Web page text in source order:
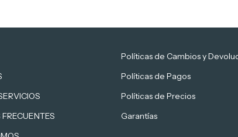
Políticas de Cambios y
Políticas de Pagos
Políticas de Precios
Garantías